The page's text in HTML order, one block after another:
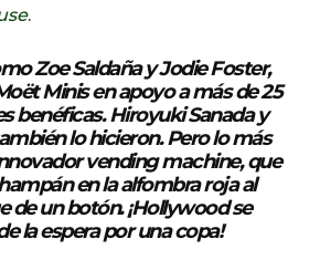
.
Zoe Saldaña y Jodie Foster,
Minisen apoyo a más de 25
benéficas. Hiroyuki Sanada y
lo hicieron. Pero lo más
vending machine, que
en la alfombra roja al
de un botón. ¡Hollywood se
la espera por una copa!